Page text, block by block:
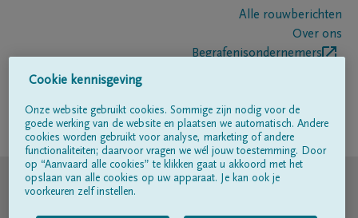
Alle rouwberichten
Over ons
Begrafenisondernemers
Volg ons op
© DELA
Cookie kennisgeving
Onze website gebruikt cookies. Sommige zijn nodig voor de
goede werking van de website en plaatsen we automatisch. Andere
cookies worden gebruikt voor analyse, marketing of andere
functionaliteiten; daarvoor vragen we wél jouw toestemming. Door
op “Aanvaard alle cookies” te klikken gaat u akkoord met het
opslaan van alle cookies op uw apparaat. Je kan ook je
voorkeuren zelf instellen.